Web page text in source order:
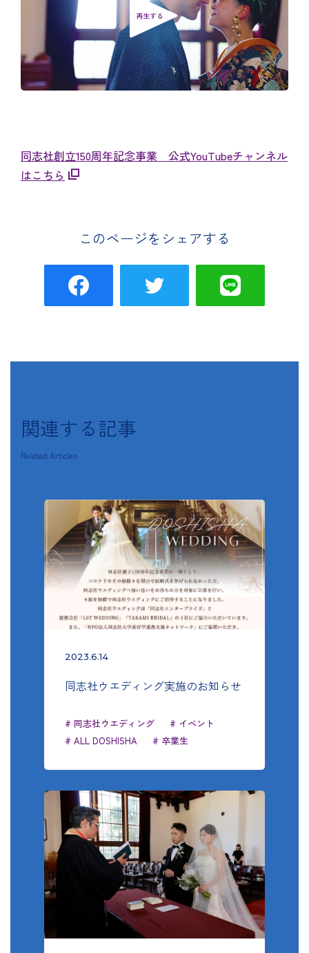
再生する
同志社創立150周年記念事業 公式YouTubeチャンネル
はこちら
このページをシェアする
関連する記事
Related Articles
2023.6.14
同志社ウエディング実施のお知らせ
# 同志社ウエディング
# イベント
# ALL DOSHISHA
# 卒業生